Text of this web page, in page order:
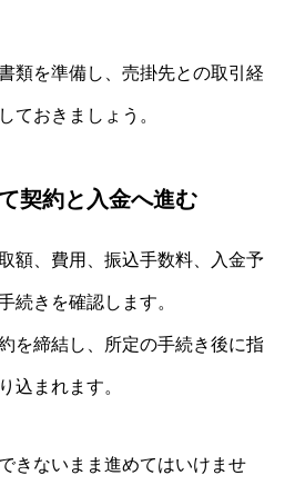
類を準備し、売掛先との取引経
ておきましょう。
契約と入金へ進む
額、費用、振込手数料、入金予
続きを確認します。
を締結し、所定の手続き後に指
込まれます。
きないまま進めてはいけませ